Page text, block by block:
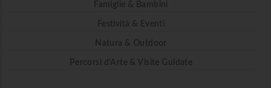
Famiglie & Bambini
Festività & Eventi
Natura & Outdoor
Percorsi d'Arte & Visite Guidate